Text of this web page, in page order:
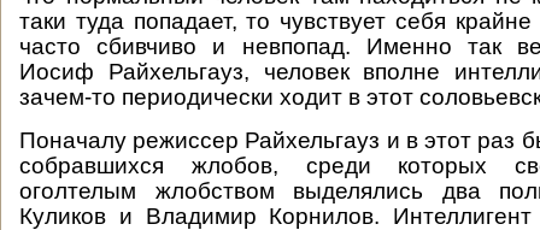
таки туда попадает, то чувствует себя
часто сбивчиво и невпопад. Именно так
Иосиф Райхельгауз, человек вполне
зачем-то периодически ходит в этот
Поначалу режиссер Райхельгауз и в этот раз
собравшихся жлобов, среди которых
оголтелым жлобством выделялись два
Куликов и Владимир Корнилов. Интеллигент